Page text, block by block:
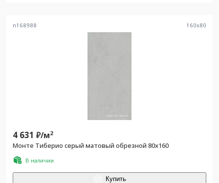
n168988 160x80
4 631 ₽/м2
Монте Тиберио серый матовый обрезной 80x160
В наличии
Купить